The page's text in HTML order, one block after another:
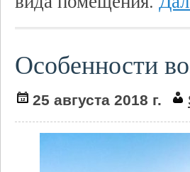
Особенности
25 августа 2018 г.